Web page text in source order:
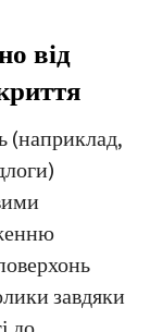
від
(наприклад,
завдяки